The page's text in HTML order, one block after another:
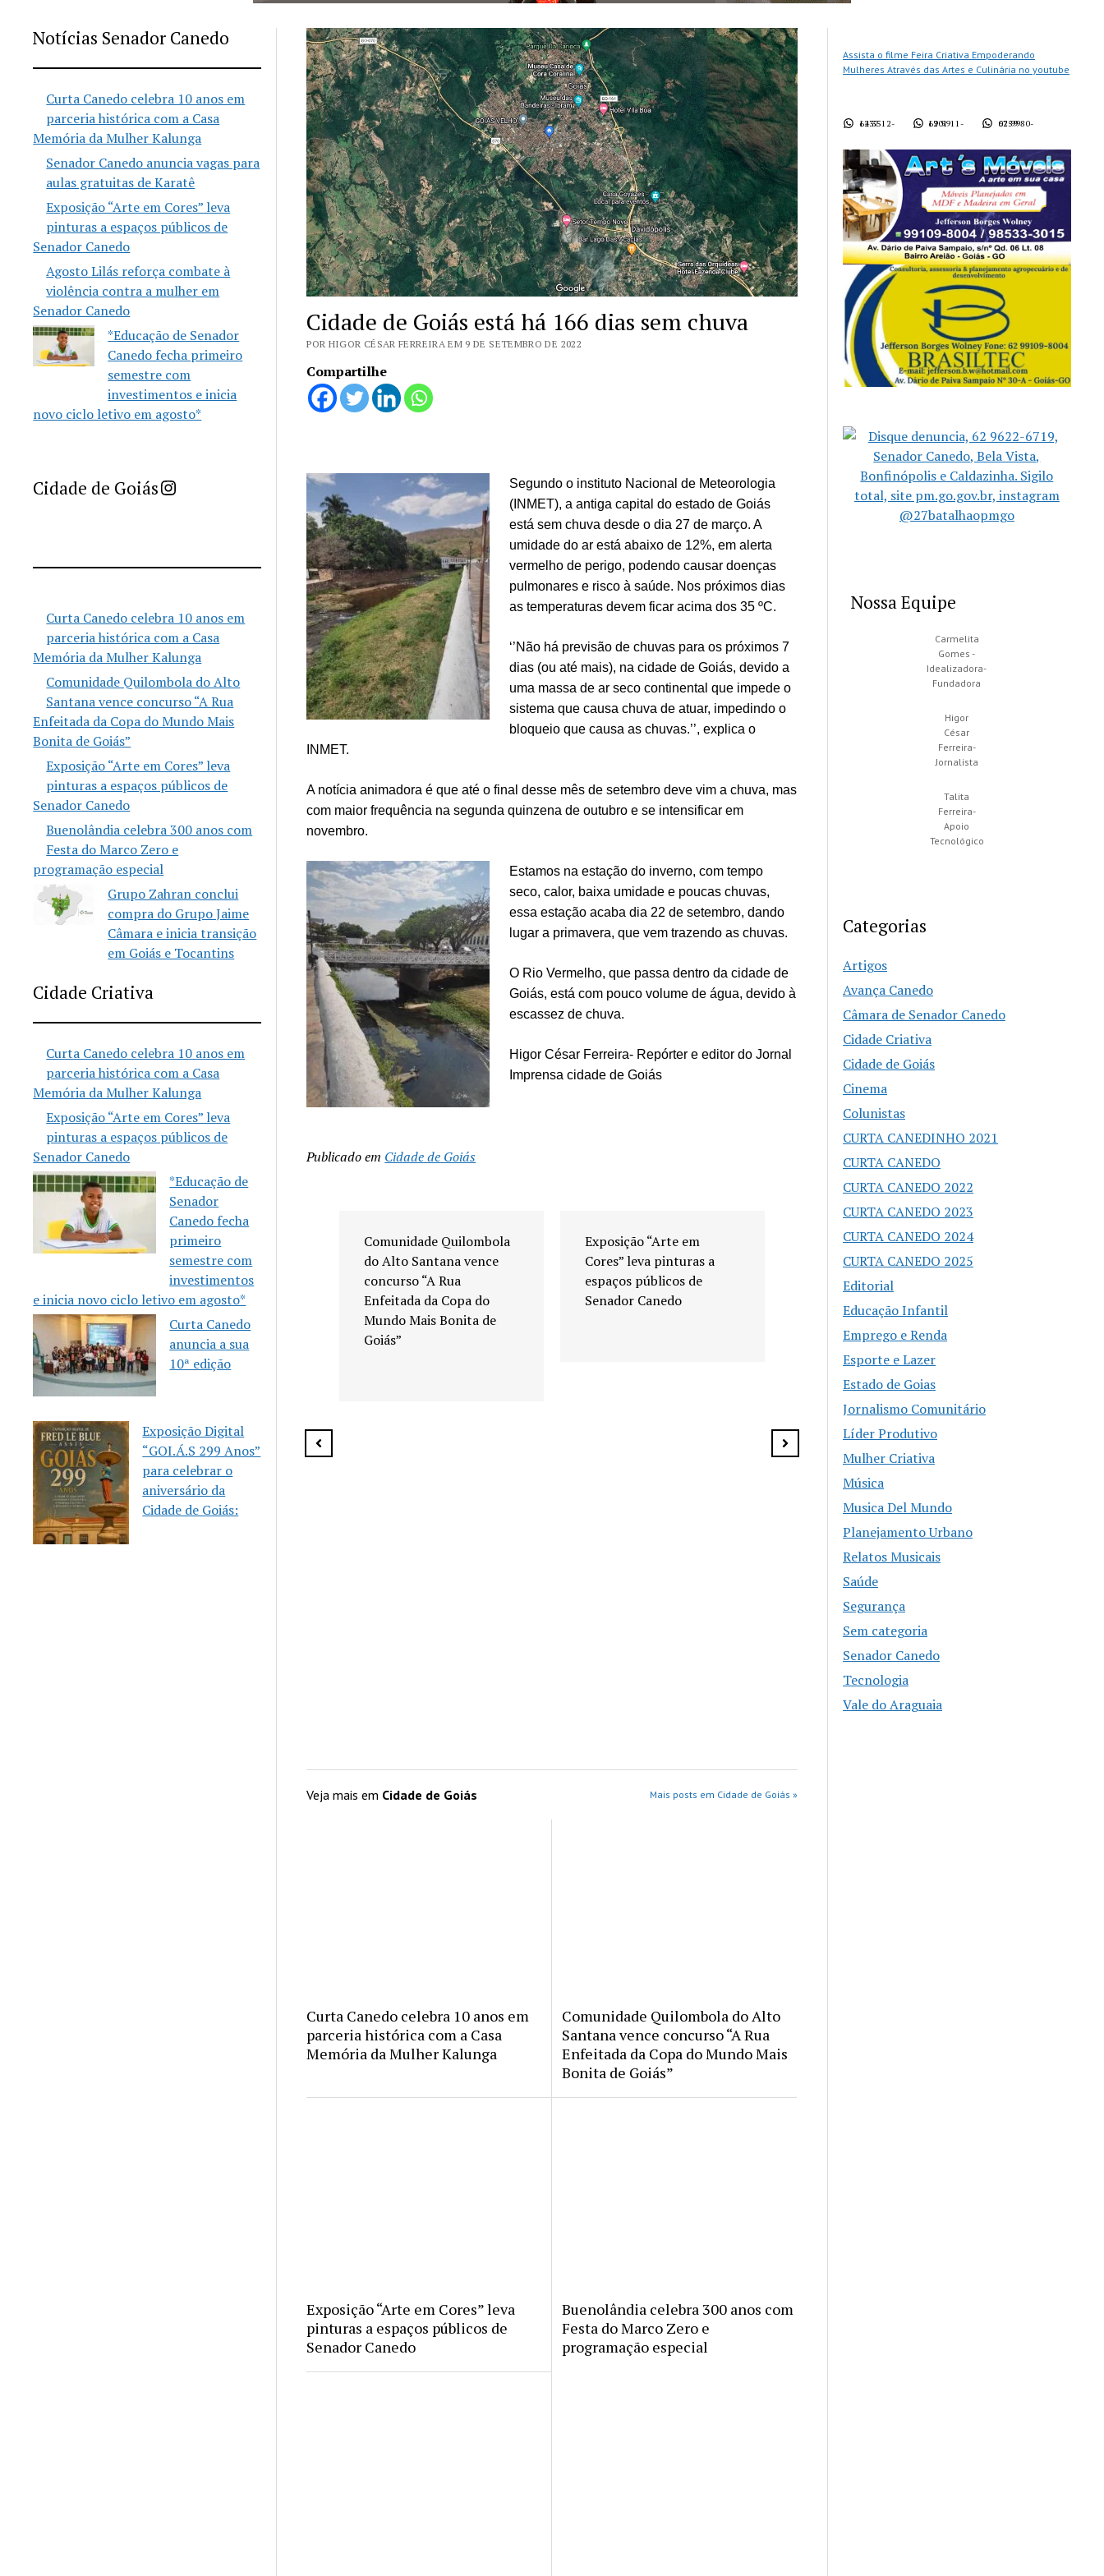
Notícias Senador Canedo
Curta Canedo celebra 10 anos em
parceria histórica com a Casa
Memória da Mulher Kalunga
Senador Canedo anuncia vagas para
aulas gratuitas de Karatê
Exposição “Arte em Cores” leva
pinturas a espaços públicos de
Senador Canedo
Agosto Lilás reforça combate à
violência contra a mulher em
Senador Canedo
*Educação de Senador
Canedo fecha primeiro
semestre com
investimentos e inicia
novo ciclo letivo em agosto*
Cidade de GoiásImprensa Criativa da Cidade de Goiás
Curta Canedo celebra 10 anos em
parceria histórica com a Casa
Memória da Mulher Kalunga
Comunidade Quilombola do Alto
Santana vence concurso “A Rua
Enfeitada da Copa do Mundo Mais
Bonita de Goiás”
Exposição “Arte em Cores” leva
pinturas a espaços públicos de
Senador Canedo
Buenolândia celebra 300 anos com
Festa do Marco Zero e
programação especial
Grupo Zahran conclui
compra do Grupo Jaime
Câmara e inicia transição
em Goiás e Tocantins
Cidade Criativa
Curta Canedo celebra 10 anos em
parceria histórica com a Casa
Memória da Mulher Kalunga
Exposição “Arte em Cores” leva
pinturas a espaços públicos de
Senador Canedo
*Educação de
Senador
Canedo fecha
primeiro
semestre com
investimentos
e inicia novo ciclo letivo em agosto*
Curta Canedo
anuncia a sua
10ª edição
Exposição Digital
“GOI.Á.S 299 Anos”
para celebrar o
aniversário da
Cidade de Goiás:
Cidade de Goiás está há 166 dias sem chuva
POR HIGOR CÉSAR FERREIRA EM 9 DE SETEMBRO DE 2022
Compartilhe
Segundo o instituto Nacional de Meteorologia
(INMET), a antiga capital do estado de Goiás
está sem chuva desde o dia 27 de março. A
umidade do ar está abaixo de 12%, em alerta
vermelho de perigo, podendo causar doenças
pulmonares e risco à saúde. Nos próximos dias
as temperaturas devem ficar acima dos 35 ºC.
‘’Não há previsão de chuvas para os próximos 7
dias (ou até mais), na cidade de Goiás, devido a
uma massa de ar seco continental que impede o
sistema que causa chuva de atuar, impedindo o
bloqueio que causa as chuvas.’’, explica o
INMET.
A notícia animadora é que até o final desse mês de setembro deve vim a chuva, mas
com maior frequência na segunda quinzena de outubro e se intensificar em
novembro.
Estamos na estação do inverno, com tempo
seco, calor, baixa umidade e poucas chuvas,
essa estação acaba dia 22 de setembro, dando
lugar a primavera, que vem trazendo as chuvas.
O Rio Vermelho, que passa dentro da cidade de
Goiás, está com pouco volume de água, devido à
escassez de chuva.
Higor César Ferreira- Repórter e editor do Jornal
Imprensa cidade de Goiás
Publicado em Cidade de Goiás
celebra 10
Senador Canedo anuncia
vagas para aulas gratuitas
de Karatê
Comunidade Quilombola
do Alto Santana vence
concurso “A Rua
Enfeitada da Copa do
Mundo Mais Bonita de
Goiás”
Exposição “Arte em
Cores” leva pinturas a
espaços públicos de
Senador Canedo
Agosto Lilás reforça
combate à violência
contra a mulher em
Veja mais em Cidade de Goiás Mais posts em Cidade de Goiás »
Curta Canedo celebra 10 anos em
parceria histórica com a Casa
Memória da Mulher Kalunga
Comunidade Quilombola do Alto
Santana vence concurso “A Rua
Enfeitada da Copa do Mundo Mais
Bonita de Goiás”
Exposição “Arte em Cores” leva
pinturas a espaços públicos de
Senador Canedo
Buenolândia celebra 300 anos com
Festa do Marco Zero e
programação especial
Assista o filme Feira Criativa Empoderando
Mulheres Através das Artes e Culinária no youtube
62 3512-1437 62 9911-1901 62 9980-0759
Nossa Equipe
Carmelita
Gomes -
Idealizadora-
Fundadora
Higor
César
Ferreira-
Jornalista
Talita
Ferreira-
Apoio
Tecnológico
Categorias
Artigos
Avança Canedo
Câmara de Senador Canedo
Cidade Criativa
Cidade de Goiás
Cinema
Colunistas
CURTA CANEDINHO 2021
CURTA CANEDO
CURTA CANEDO 2022
CURTA CANEDO 2023
CURTA CANEDO 2024
CURTA CANEDO 2025
Editorial
Educação Infantil
Emprego e Renda
Esporte e Lazer
Estado de Goias
Jornalismo Comunitário
Líder Produtivo
Mulher Criativa
Música
Musica Del Mundo
Planejamento Urbano
Relatos Musicais
Saúde
Segurança
Sem categoria
Senador Canedo
Tecnologia
Vale do Araguaia